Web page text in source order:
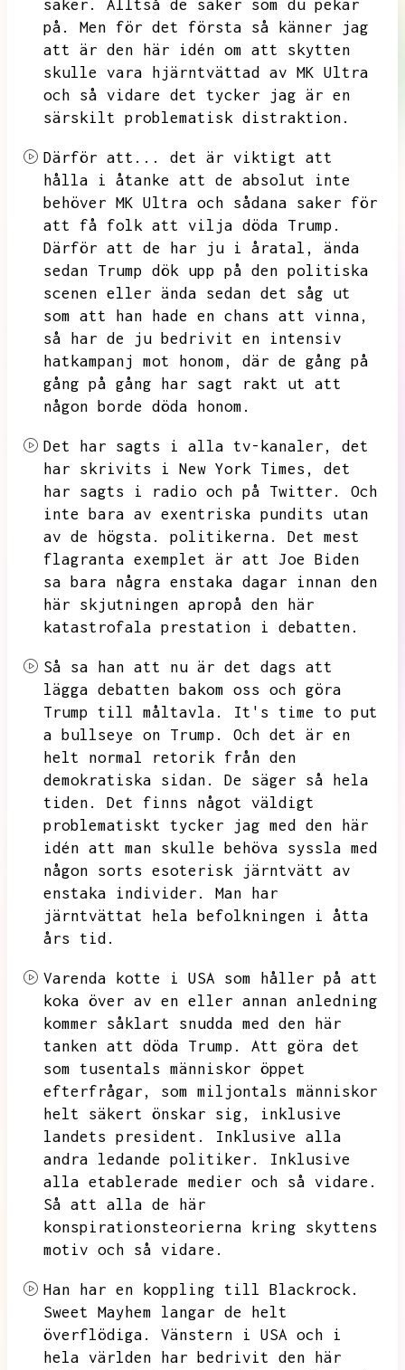
saker.
Alltså de saker som du pekar
på.
Men för det första så känner jag
att är den här idén om att skytten
skulle vara hjärntvättad av MK Ultra
och så vidare det tycker jag är en
särskilt problematisk distraktion.
Därför att...
det är viktigt att
hålla i åtanke att de absolut inte
behöver MK Ultra och sådana saker för
att få folk att vilja döda Trump.
Därför att de har ju i åratal,
ända
sedan Trump dök upp på den politiska
scenen eller ända sedan det såg ut
som att han hade en chans att vinna,
så har de ju bedrivit en intensiv
hatkampanj mot honom,
där de gång på
gång på gång har sagt rakt ut att
någon borde döda honom.
Det har sagts i alla tv-kanaler,
det
har skrivits i New York Times,
det
har sagts i radio och på Twitter.
Och
inte bara av exentriska pundits utan
av de högsta.
politikerna.
Det mest
flagranta exemplet är att Joe Biden
sa bara några enstaka dagar innan den
här skjutningen apropå den här
katastrofala prestation i debatten.
Så sa han att nu är det dags att
lägga debatten bakom oss och göra
Trump till måltavla.
It's time to put
a bullseye on Trump.
Och det är en
helt normal retorik från den
demokratiska sidan.
De säger så hela
tiden.
Det finns något väldigt
problematiskt tycker jag med den här
idén att man skulle behöva syssla med
någon sorts esoterisk järntvätt av
enstaka individer.
Man har
järntvättat hela befolkningen i åtta
års tid.
Varenda kotte i USA som håller på att
koka över av en eller annan anledning
kommer såklart snudda med den här
tanken att döda Trump.
Att göra det
som tusentals människor öppet
efterfrågar,
som miljontals människor
helt säkert önskar sig,
inklusive
landets president.
Inklusive alla
andra ledande politiker.
Inklusive
alla etablerade medier och så vidare.
Så att alla de här
konspirationsteorierna kring skyttens
motiv och så vidare.
Han har en koppling till Blackrock.
Sweet Mayhem langar de helt
överflödiga.
Vänstern i USA och i
hela världen har bedrivit den här